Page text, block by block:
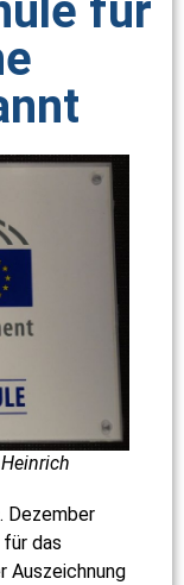
für
Dezember
das
Auszeichnung